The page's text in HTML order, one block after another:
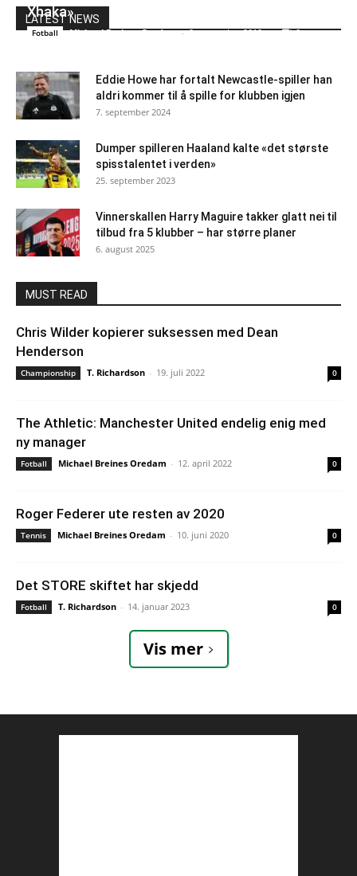
LATEST NEWS
Xhaka»
Fotball Michael Breines Oredam - 9. november 2019 0
Eddie Howe har fortalt Newcastle-spiller han
aldri kommer til å spille for klubben igjen
7. september 2024
Dumper spilleren Haaland kalte «det største
spisstalentet i verden»
25. september 2023
Vinnerskallen Harry Maguire takker glatt nei til
tilbud fra 5 klubber – har større planer
6. august 2025
MUST READ
Chris Wilder kopierer suksessen med Dean
Henderson
Championship T. Richardson - 19. juli 2022 0
The Athletic: Manchester United endelig enig med
ny manager
Fotball Michael Breines Oredam - 12. april 2022 0
Roger Federer ute resten av 2020
Tennis Michael Breines Oredam - 10. juni 2020 0
Det STORE skiftet har skjedd
Fotball T. Richardson - 14. januar 2023 0
Vis mer